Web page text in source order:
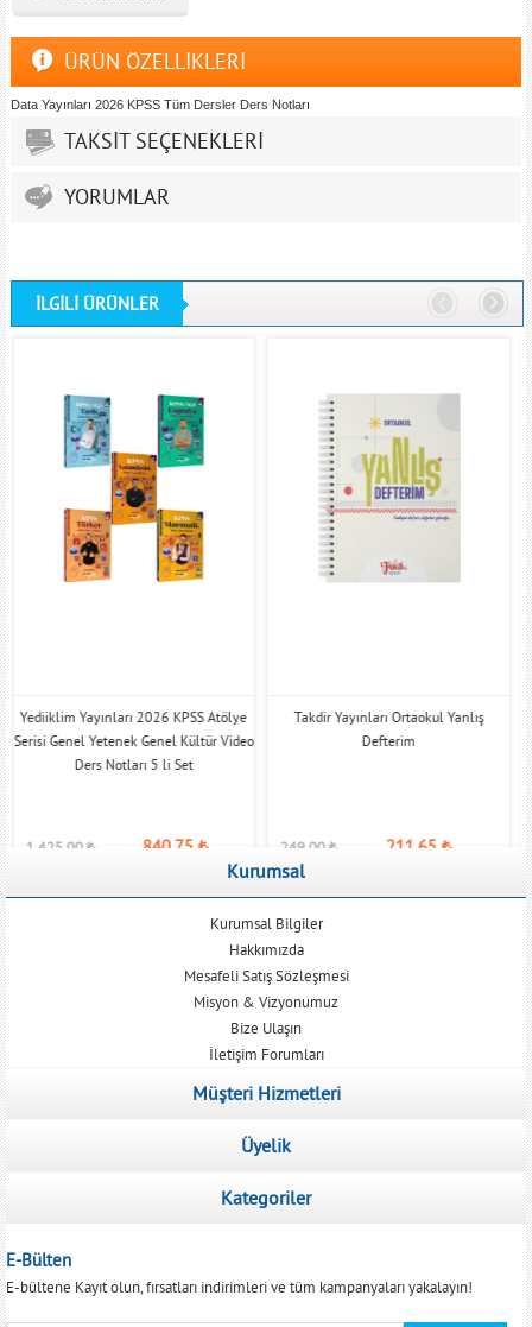
ÜRÜN ÖZELLİKLERİ
Data Yayınları 2026 KPSS Tüm Dersler Ders Notları
TAKSİT SEÇENEKLERİ
YORUMLAR
İLGİLİ ÜRÜNLER
Yediiklim Yayınları 2026 KPSS Atölye
Serisi Genel Yetenek Genel Kültür Video
Ders Notları 5 li Set
1.425,00₺ 840,75₺
Takdir Yayınları Ortaokul Yanlış
Defterim
249,00₺ 211,65₺
Kurumsal
Kurumsal Bilgiler
Hakkımızda
Mesafeli Satış Sözleşmesi
Misyon & Vizyonumuz
Bize Ulaşın
İletişim Forumları
Müşteri Hizmetleri
Üyelik
Kategoriler
E-Bülten
E-bültene Kayıt olun, fırsatları indirimleri ve tüm kampanyaları yakalayın!